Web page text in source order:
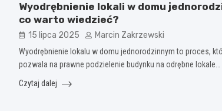
Wyodrębnienie lokali w domu
co warto wiedzieć?
15 lipca 2025 Marcin Zakrzewski
Wyodrębnienie lokalu w domu jednorodzinnym to proces,
pozwala na prawne podzielenie budynku na odrębne lokale…
Czytaj dalej